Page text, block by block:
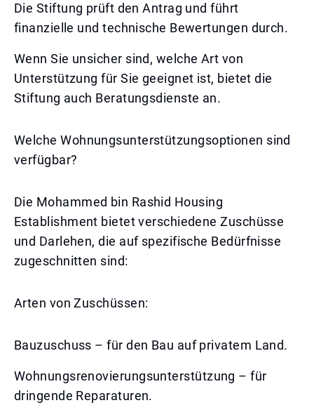
Die Stiftung prüft den Antrag und führt
finanzielle und technische Bewertungen durch.
Wenn Sie unsicher sind, welche Art von
Unterstützung für Sie geeignet ist, bietet die
Stiftung auch Beratungsdienste an.
Welche Wohnungsunterstützungsoptionen sind
verfügbar?
Die Mohammed bin Rashid Housing
Establishment bietet verschiedene Zuschüsse
und Darlehen, die auf spezifische Bedürfnisse
zugeschnitten sind:
Arten von Zuschüssen:
Bauzuschuss – für den Bau auf privatem Land.
Wohnungsrenovierungsunterstützung – für
dringende Reparaturen.